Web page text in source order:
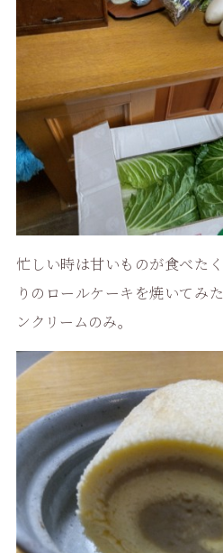
忙しい時は甘いものが食べた
りのロールケーキを焼いてみ
ンクリームのみ。